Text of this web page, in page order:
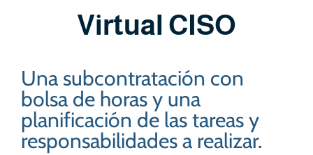
Virtual CISO
Una subcontratación con
bolsa de horas y una
planificación de las tareas y
responsabilidades a realizar.